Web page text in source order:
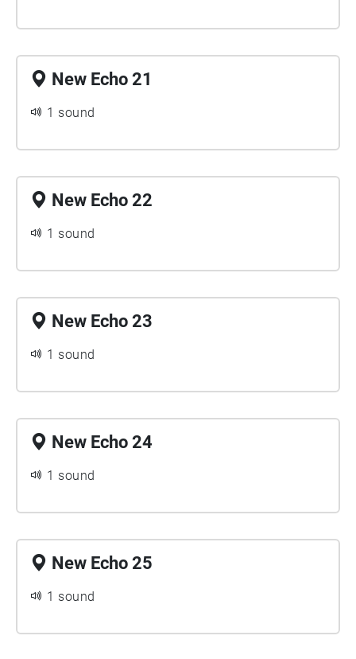
New Echo 21
1 sound
New Echo 22
1 sound
New Echo 23
1 sound
New Echo 24
1 sound
New Echo 25
1 sound